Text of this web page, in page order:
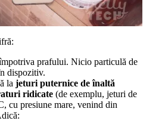
prafului. Nicio particulă de
dispozitiv.
la jeturi puternice de înaltă
ridicate (de exemplu, jeturi de
cu presiune mare, venind din